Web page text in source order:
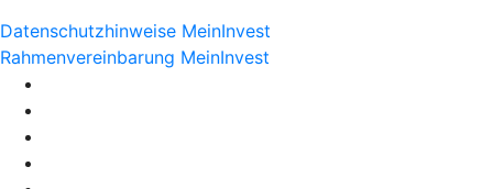
Datenschutzhinweise MeinInvest
Rahmenvereinbarung MeinInvest